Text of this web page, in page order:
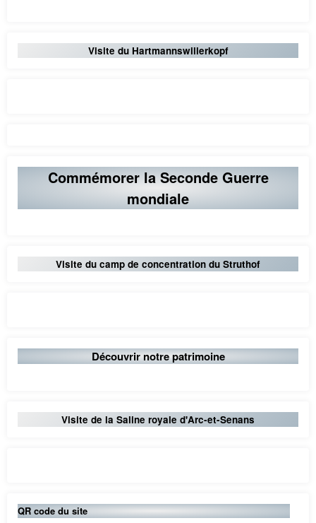
Visite du Hartmannswillerkopf
Commémorer la Seconde Guerre
mondiale
Visite du camp de concentration du Struthof
Découvrir notre patrimoine
Visite de la Saline royale d'Arc-et-Senans
QR code du site